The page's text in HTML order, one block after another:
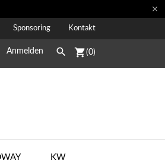

Sponsoring Kontakt
Anmelden  shopping_cart(0)
KW